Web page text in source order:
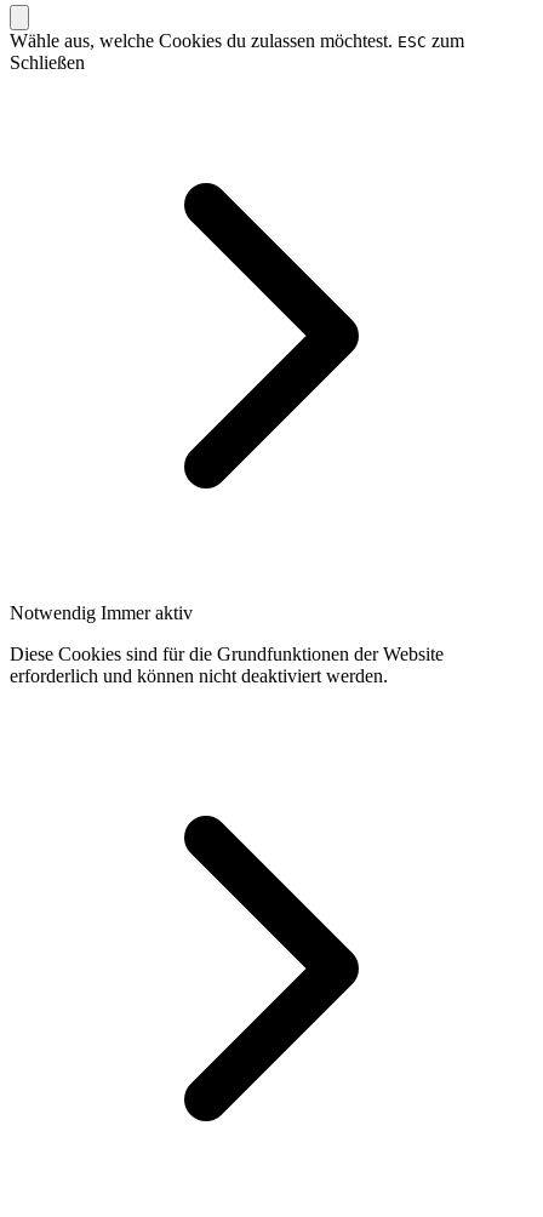
Wähle aus, welche Cookies du zulassen möchtest. ESC zum
Schließen
Notwendig Immer aktiv
Diese Cookies sind für die Grundfunktionen der Website
erforderlich und können nicht deaktiviert werden.